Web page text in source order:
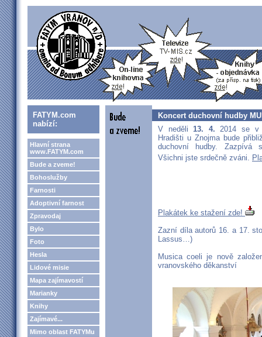
FATYM.com
nabízí:
Hlavní strana
www.FATYM.com
Bude a zveme!
Bohoslužby
Farnosti
Adoptivní farnost
Zpravodaj
Bylo
Foto
Hesla
Lidové misie
Mapa zajímavostí
Marianky
Knihy
Zajímavé...
Mimo oblast FATYMu
Koncert duchovní hudby
V neděli13. 4.2014 se v
Hradišti u Znojma bude
duchovní hudby. Zazpívá
Všichni jste srdečně zváni.
Plakátek ke stažení zde!
Zazní díla autorů 16. a 17.
Lassus…)
Musica coeli je nově
vranovského děkanství